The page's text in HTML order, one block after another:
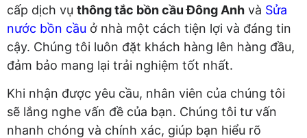
cấp dịch vụ thông tắc bồn cầu Đông Anh và Sửa
nước bồn cầu ở nhà một cách tiện lợi và đáng tin
cậy. Chúng tôi luôn đặt khách hàng lên hàng đầu,
đảm bảo mang lại trải nghiệm tốt nhất.
Khi nhận được yêu cầu, nhân viên của chúng tôi
sẽ lắng nghe vấn đề của bạn. Chúng tôi tư vấn
nhanh chóng và chính xác, giúp bạn hiểu rõ